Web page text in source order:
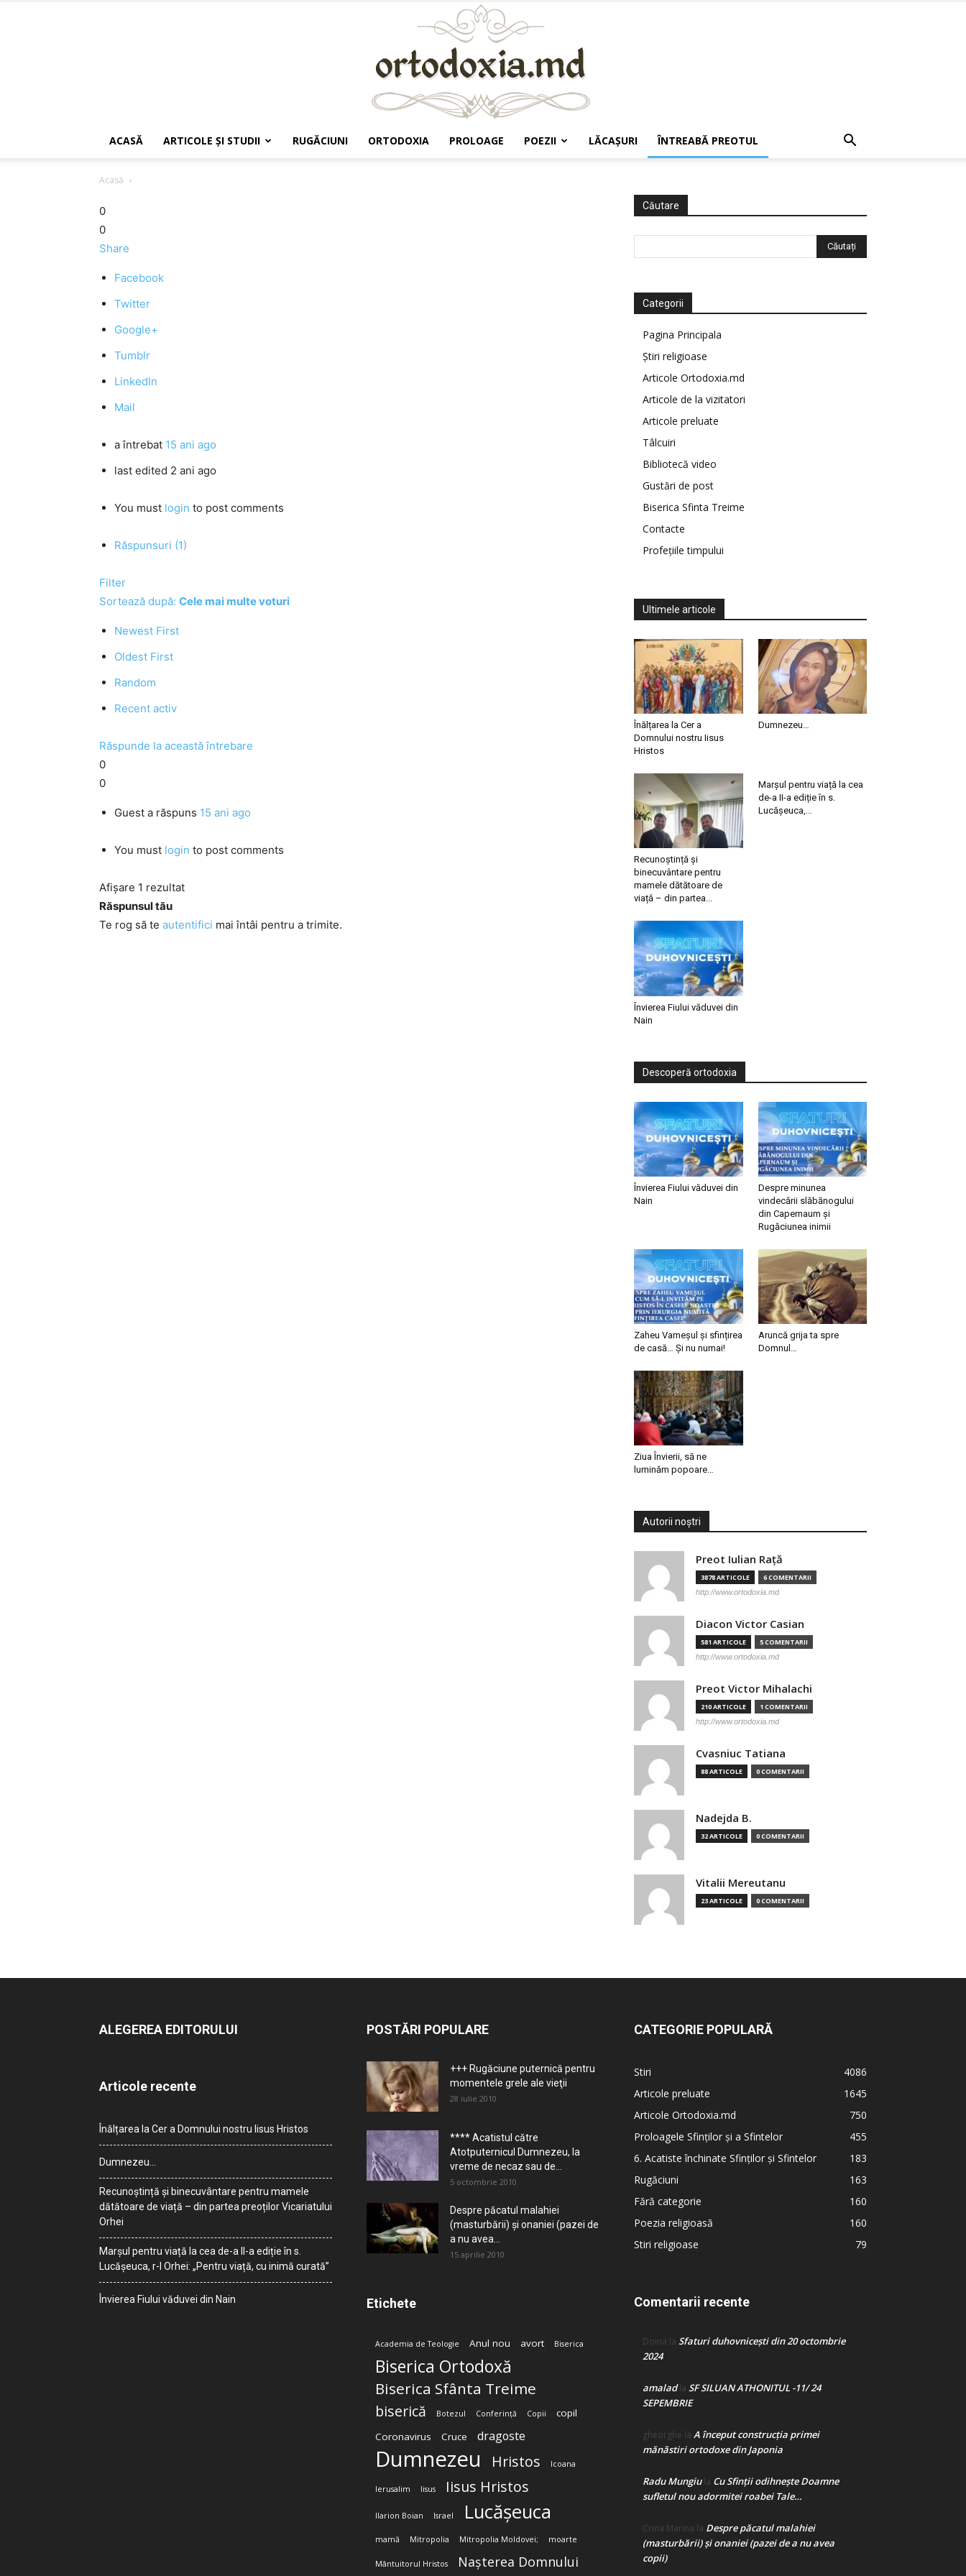
ACASĂ ARTICOLE ŞI STUDII RUGĂCIUNI ORTODOXIA PROLOAGE POEZII LĂCAŞURI ÎNTREABĂ PREOTUL
Acasă
0
0
Share
Facebook
Twitter
Google+
Tumblr
LinkedIn
Mail
a întrebat 15 ani ago
last edited 2 ani ago
You must login to post comments
Răspunsuri (1)
Filter
Sortează după: Cele mai multe voturi
Newest First
Oldest First
Random
Recent activ
Răspunde la această întrebare
0
0
Guest a răspuns 15 ani ago
You must login to post comments
Afișare 1 rezultat
Răspunsul tău
Te rog să te autentifici mai întâi pentru a trimite.
Căutare
Categorii
Pagina Principala
Știri religioase
Articole Ortodoxia.md
Articole de la vizitatori
Articole preluate
Tâlcuiri
Bibliotecă video
Gustări de post
Biserica Sfinta Treime
Contacte
Profețiile timpului
Ultimele articole
Înălțarea la Cer a
Domnului nostru Iisus
Hristos
Dumnezeu…
Recunoștință și
binecuvântare pentru
mamele dătătoare de
viață – din partea...
Marșul pentru viață la cea
de-a II-a ediție în s.
Lucășeuca,...
Învierea Fiului văduvei din
Nain
Descoperă ortodoxia
Învierea Fiului văduvei din
Nain
Despre minunea
vindecării slăbănogului
din Capernaum și
Rugăciunea inimii
Zaheu Vameșul și sfințirea
de casă… Și nu numai!
Aruncă grija ta spre
Domnul…
Ziua Învierii, să ne
luminăm popoare…
Autorii noștri
Preot Iulian Raţă
3878 ARTICOLE 6 COMENTARII
http://www.ortodoxia.md
Diacon Victor Casian
581 ARTICOLE 5 COMENTARII
http://www.ortodoxia.md
Preot Victor Mihalachi
210 ARTICOLE 1 COMENTARII
http://www.ortodoxia.md
Cvasniuc Tatiana
88 ARTICOLE 0 COMENTARII
Nadejda B.
32 ARTICOLE 0 COMENTARII
Vitalii Mereutanu
23 ARTICOLE 0 COMENTARII
ALEGEREA EDITORULUI
Articole recente
Înălțarea la Cer a Domnului nostru Iisus Hristos
Dumnezeu…
Recunoștință și binecuvântare pentru mamele
dătătoare de viață – din partea preoților Vicariatului
Orhei
Marșul pentru viață la cea de-a II-a ediție în s.
Lucășeuca, r-l Orhei: „Pentru viață, cu inimă curată”
Învierea Fiului văduvei din Nain
POSTĂRI POPULARE
+++ Rugăciune puternică pentru
momentele grele ale vieţii
28 iulie 2010
**** Acatistul către
Atotputernicul Dumnezeu, la
vreme de necaz sau de...
5 octombrie 2010
Despre păcatul malahiei
(masturbării) şi onaniei (pazei de
a nu avea...
15 aprilie 2010
Etichete
Academia de Teologie Anul nou avort Biserica
Biserica Ortodoxă
Biserica Sfânta Treime
biserică Botezul Conferință Copii
copil
Coronavirus
Cruce dragoste
Dumnezeu Hristos Icoana
Ierusalim Iisus Iisus Hristos
Ilarion Boian Israel Lucășeuca
mamă Mitropolia Mitropolia Moldovei; moarte
Mântuitorul Hristos Nașterea Domnului
CATEGORIE POPULARĂ
Stiri
4086
Articole preluate
1645
Articole Ortodoxia.md
750
Proloagele Sfinților și a Sfintelor
455
6. Acatiste închinate Sfinților și Sfintelor
183
Rugăciuni
163
Fără categorie
160
Poezia religioasă
160
Stiri religioase
79
Comentarii recente
Doina la Sfaturi duhovnicești din 20 octombrie
2024
amaladla SF SILUAN ATHONITUL -11/ 24
SEPEMBRIE
gheorghe la A început construcţia primei
mănăstiri ortodoxe din Japonia
Radu Mungiula Cu Sfinții odihnește Doamne
sufletul nou adormitei roabei Tale…
Crina Marina la Despre păcatul malahiei
(masturbării) şi onaniei (pazei de a nu avea
copii)